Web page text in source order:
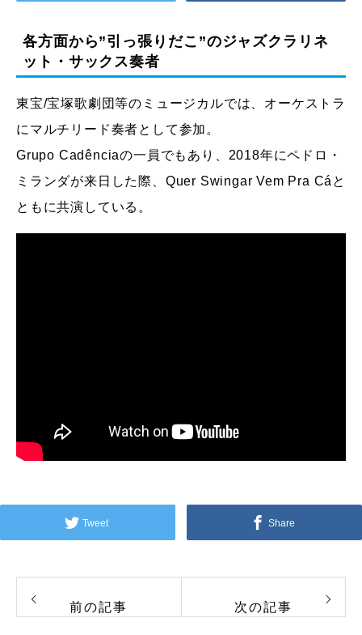
各方面から”引っ張りだこ”のジャズクラリネ
ット・サックス奏者
東宝/宝塚歌劇団等のミュージカルでは、オーケストラ
にマルチリード奏者として参加。
Grupo Cadênciaの一員でもあり、2018年にペドロ・
ミランダが来日した際、Quer Swingar Vem Pra Cáと
ともに共演している。
Tweet Share
前の記事 次の記事